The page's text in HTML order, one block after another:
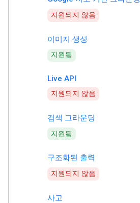
지원되지 않음
이미지 생성
지원됨
Live API
지원되지 않음
검색 그라운딩
지원됨
구조화된 출력
지원되지 않음
사고